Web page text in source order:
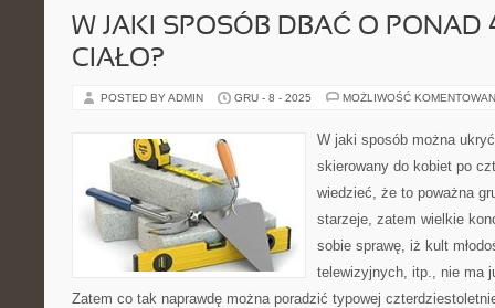
W JAKI SPOSÓB DBAĆ O PONAD
CIAŁO?
POSTED BY ADMIN GRU - 8 - 2025 MOŻLIWOŚĆ
W jaki sposób można
skierowany do kobiet po
wiedzieć, że to poważna
starzeje, zatem wielkie
sobie sprawę, iż kult
telewizyjnych, itp., nie ma
Zatem co tak naprawdę można poradzić typowej